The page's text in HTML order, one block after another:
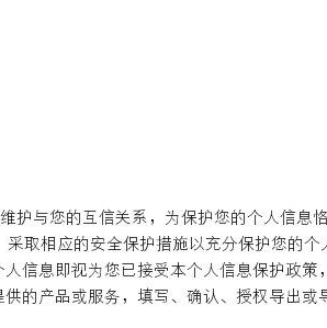
与您的互信关系，为保护您的个人信息
取相应的安全保护措施以充分保护您的个
信息即视为您已接受本个人信息保护政策
的产品或服务，填写、确认、授权导出或